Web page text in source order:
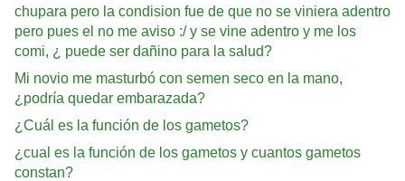
chupara pero la condision fue de que no se viniera adentro
pero pues el no me aviso :/ y se vine adentro y me los
comi, ¿ puede ser dañino para la salud?
Mi novio me masturbó con semen seco en la mano,
¿podría quedar embarazada?
¿Cuál es la función de los gametos?
¿cual es la función de los gametos y cuantos gametos
constan?